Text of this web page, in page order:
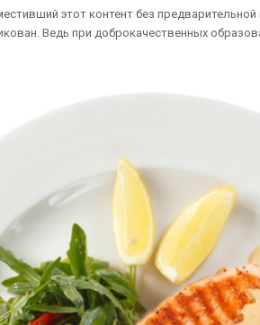
этот контент без
Ведь при доброкачественных